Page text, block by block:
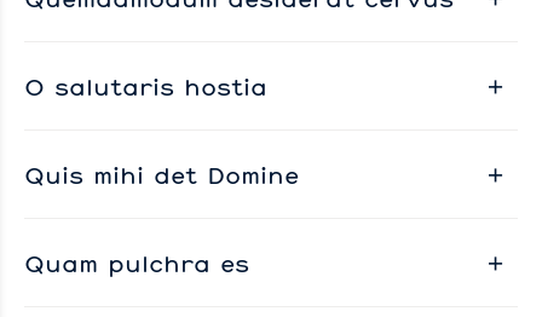
O salutaris hostia
Quis mihi det Domine
Quam pulchra es